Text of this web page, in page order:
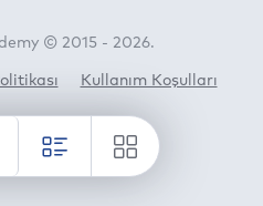
© 2015 - 2026.
Kullanım Koşulları
by Horato